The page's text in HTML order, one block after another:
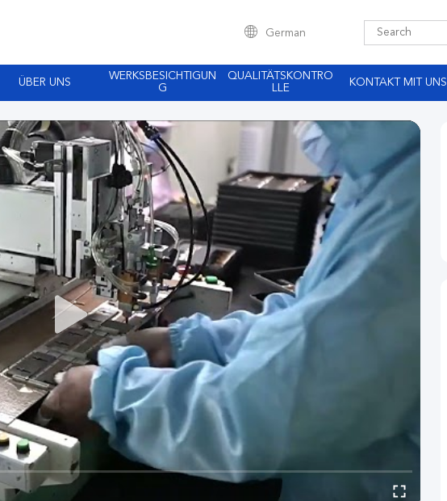
German
ÜBER UNS
WERKSBESICHTIGUN
G
QUALITÄTSKONTRO
LLE
KONTAKT MIT UNS